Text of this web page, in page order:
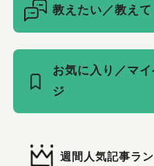
教えたい／教えて
お気に入り／マ
ジ
週間人気記事ラ